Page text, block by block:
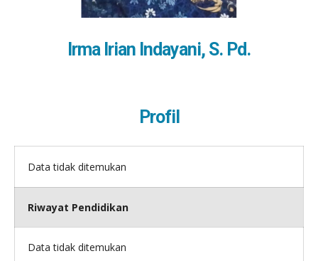
Irma Irian Indayani, S. Pd.
Profil
Data tidak ditemukan
Riwayat Pendidikan
Data tidak ditemukan